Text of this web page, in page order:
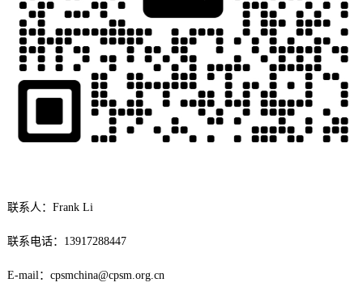
联系人：Frank Li
联系电话：13917288447
E-mail：cpsmchina@cpsm.org.cn